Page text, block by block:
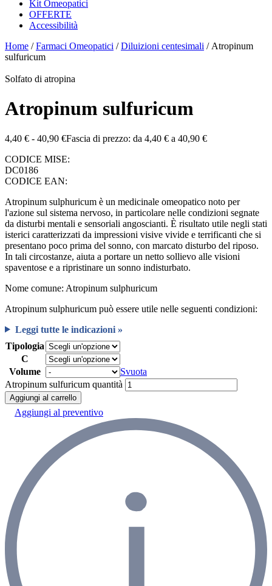
Kit Omeopatici
OFFERTE
Accessibilità
Home /Farmaci Omeopatici /Diluizioni centesimali / Atropinum
sulfuricum
Solfato di atropina
Atropinum sulfuricum
4,40 € - 40,90 €Fascia di prezzo: da 4,40 € a 40,90 €
CODICE MISE:
DC0186
CODICE EAN:
Atropinum sulphuricum è un medicinale omeopatico noto per
l'azione sul sistema nervoso, in particolare nelle condizioni segnate
da disturbi mentali e sensoriali angoscianti. È risultato utile negli stati
isterici caratterizzati da impressioni visive vivide e terrificanti che si
presentano poco prima del sonno, con marcato disturbo del riposo.
In tali circostanze, aiuta a portare un netto sollievo alle visioni
spaventose e a ripristinare un sonno indisturbato.
Nome comune: Atropinum sulphuricum
Atropinum sulphuricum può essere utile nelle seguenti condizioni:
Leggi tutte le indicazioni »
Tipologia
C
Volume
Svuota
Atropinum sulfuricum quantità
Aggiungi al carrello
Aggiungi al preventivo